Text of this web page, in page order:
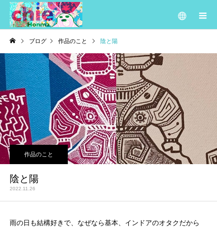
ブログ 作品のこと 陰と陽
作品のこと
陰と陽
2022.11.26
雨の日も結構好きで、なぜなら基本、インドアのオタクだから